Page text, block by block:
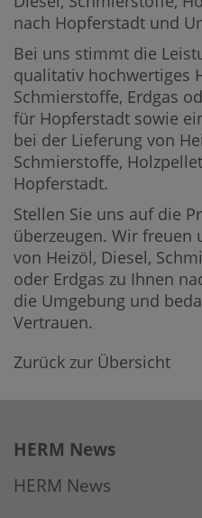
nach Hopferstadt und
Bei uns stimmt die
qualitativ hochwertiges
Schmierstoffe, Erdgas
für Hopferstadt sowie
bei der Lieferung von
Schmierstoffe,
Hopferstadt.
Stellen Sie uns auf die
überzeugen. Wir freuen
von Heizöl, Diesel,
oder Erdgas zu Ihnen
die Umgebung und
Vertrauen.
Zurück zur Übersicht
HERM News
HERM News